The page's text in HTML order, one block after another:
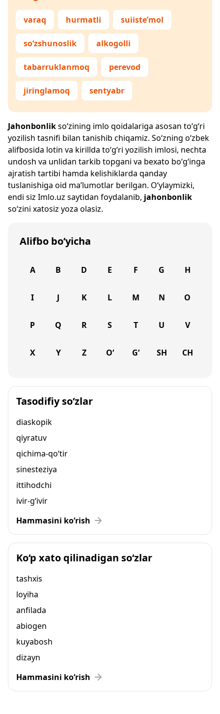
varaq hurmatli suiiste’mol
so‘zshunoslik alkogolli
tabarruklanmoq perevod
jiringlamoq sentyabr
Jahonbonlikso‘zining imlo qoidalariga asosan to‘g‘ri
yozilish tasnifi bilan tanishib chiqamiz. So‘zning o‘zbek
alifbosida lotin va kirillda to‘g‘ri yozilish imlosi, nechta
undosh va unlidan tarkib topgani va bexato bo‘g‘inga
ajratish tartibi hamda kelishiklarda qanday
tuslanishiga oid ma’lumotlar berilgan. O‘ylaymizki,
endi siz Imlo.uz saytidan foydalanib, jahonbonlik
so‘zini xatosiz yoza olasiz.
Alifbo bo‘yicha
A B D E F G H
I J K L M N O
P Q R S T U V
X Y Z O‘ G‘ SH CH
Tasodifiy so‘zlar
diaskopik
qiyratuv
qichima-qo‘tir
sinesteziya
ittihodchi
ivir-g‘ivir
Hammasini ko‘rish
Ko‘p xato qilinadigan so‘zlar
tashxis
loyiha
anfilada
abiogen
kuyabosh
dizayn
Hammasini ko‘rish